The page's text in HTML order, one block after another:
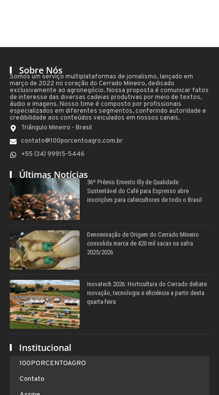
Sobre Nós
Somos um serviço multiplataformas de jornalismo, lançado em
março de 2022 no coração do Cerrado Mineiro, dedicado
exclusivamente ao agronegócio. Nossa proposta é comunicar fatos
de interesse das diversas cadeias produtivas por meio de textos,
áudio e imagens. Nosso time é composto por profissionais
especializados em diferentes segmentos, conferindo autoridade e
credibilidade aos conteúdos veiculados em nossos canais.
Triângulo Mineiro - Brasil
contato@100porcentoagro.com.br
+55 (34) 99915-5446
Últimas Notícias
36º Prêmio Ernesto Illy de Qualidade
Sustentável do Café para Espresso abre
inscrições para cafeicultores de todo o Brasil
Denominação de Origem do Cerrado Mineiro
consolida marca de 420 mil sacas na safra
2025/2026
Inovatech 2026: Horticultura do Cerrado debate
inovação, tecnologia e eficiência a partir desta
quarta-feira
Institucional
100PORCENTOAGRO
Contato